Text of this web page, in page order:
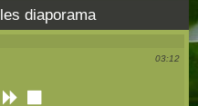
diaporama
03:12